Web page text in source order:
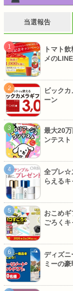
当選報告
トマト
メの
ビック
ーン
最大20
ンテスト
全プレ☆
らえるキ
おこめ
ごろく
ディズニ
ミーの